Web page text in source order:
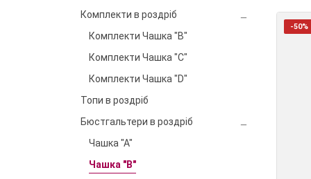
Комплекти в роздріб
Комплекти Чашка "B"
Комплекти Чашка "C"
Комплекти Чашка "D"
Топи в роздріб
Бюстгальтери в роздріб
Чашка "А"
Чашка "B"
-50%